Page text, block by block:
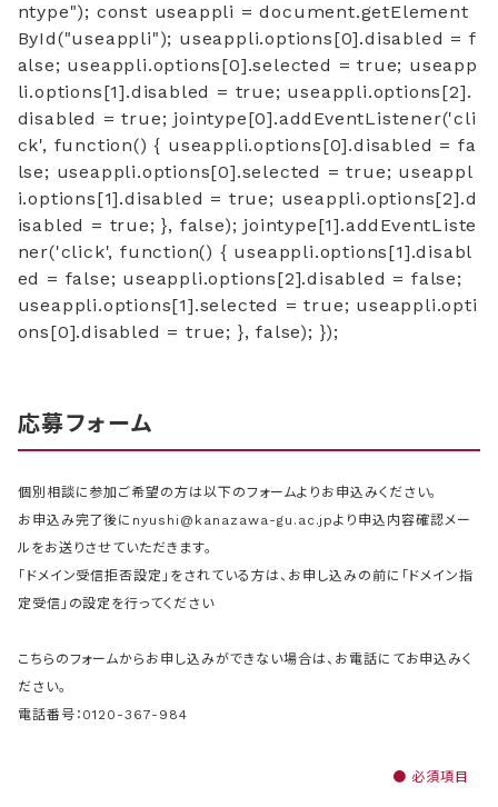
ntype"); const useappli = document.getElement
ById("useappli"); useappli.options[0].disabled = f
alse; useappli.options[0].selected = true; useapp
li.options[1].disabled = true; useappli.options[2].
disabled = true; jointype[0].addEventListener('cli
ck', function() { useappli.options[0].disabled = fa
lse; useappli.options[0].selected = true; useappl
i.options[1].disabled = true; useappli.options[2].d
isabled = true; }, false); jointype[1].addEventListe
ner('click', function() { useappli.options[1].disabl
ed = false; useappli.options[2].disabled = false;
useappli.options[1].selected = true; useappli.opti
ons[0].disabled = true; }, false); });
応募フォーム
個別相談に参加ご希望の方は以下のフォームよりお申込みください。
お申込み完了後にnyushi@kanazawa-gu.ac.jpより申込内容確認メー
ルをお送りさせていただきます。
「ドメイン受信拒否設定」をされている方は、お申し込みの前に「ドメイン指
定受信」の設定を行ってください
こちらのフォームからお申し込みができない場合は、お電話にてお申込みく
ださい。
電話番号：0120-367-984
● 必須項目